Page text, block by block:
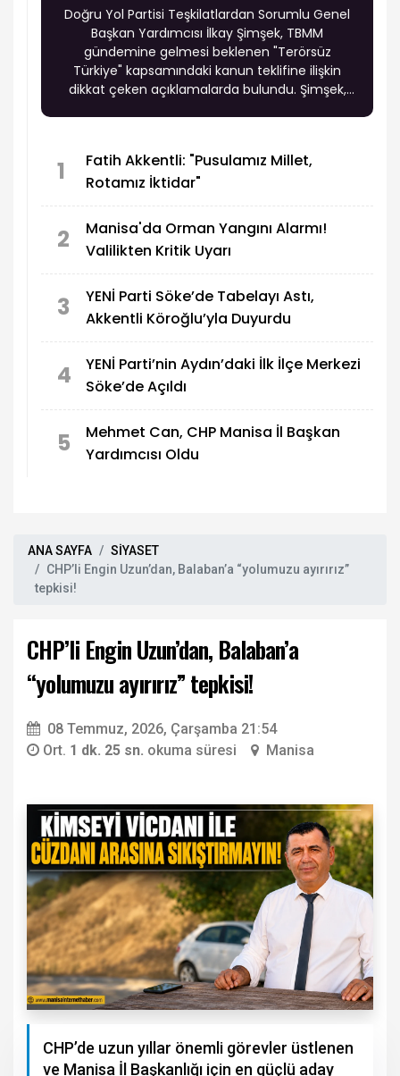
Doğru Yol Partisi Teşkilatlardan Sorumlu Genel
Başkan Yardımcısı İlkay Şimşek, TBMM
gündemine gelmesi beklenen "Terörsüz
Türkiye" kapsamındaki kanun teklifine ilişkin
dikkat çeken açıklamalarda bulundu. Şimşek,
geçemez" ifadelerini kullandı.
1
Fatih Akkentli: "Pusulamız Millet,
Rotamız İktidar"
2
Manisa'da Orman Yangını Alarmı!
Valilikten Kritik Uyarı
3
YENİ Parti Söke’de Tabelayı Astı,
Akkentli Köroğlu’yla Duyurdu
4
YENİ Parti’nin Aydın’daki İlk İlçe Merkezi
Söke’de Açıldı
5
Mehmet Can, CHP Manisa İl Başkan
Yardımcısı Oldu
ANA SAYFA
SİYASET
CHP’li Engin Uzun’dan, Balaban’a “yolumuzu ayırırız”
tepkisi!
CHP’li Engin Uzun’dan, Balaban’a
“yolumuzu ayırırız” tepkisi!
08 Temmuz, 2026, Çarşamba 21:54
Ort. 1 dk. 25 sn. okuma süresi Manisa
CHP’de uzun yıllar önemli görevler üstlenen
ve Manisa İl Başkanlığı için en güçlü aday